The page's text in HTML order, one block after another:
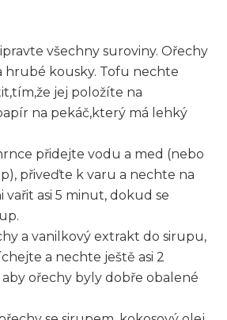
všechny suroviny. Ořechy⁣
hrubé kousky. Tofu ⁣nechte
jej položíte na
⁢na pekáč,který​ má lehký
přidejte vodu a med (nebo
přiveďte k varu a nechte na
asi 5 minut, dokud se
a vanilkový extrakt⁢ do sirupu,
a nechte ještě asi 2
ořechy​ byly dobře ⁤obalené